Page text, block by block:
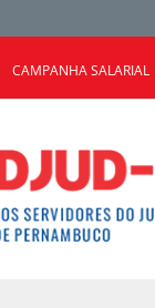
CAMPANHA SALARIAL